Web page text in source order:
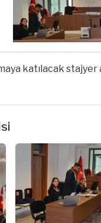
katılacak